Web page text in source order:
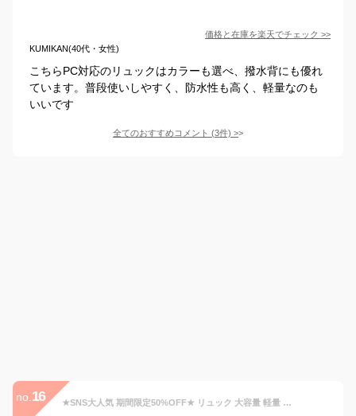
価格と在庫を楽天でチェック >>
KUMIKAN(40代・女性)
こちらPC対応のリュックはカラーも選べ、撥水背にも優れ
ています。普段使いしやすく、防水性も高く、軽量なのも
いいです
全てのおすすめコメント (3件) >
no. 16 ★SNS大人気 期間限定50%OFF★ リュック 大容量 軽量 韓国リュック 撥水 通学 通勤 出張 バックパック ナイロン 耐摩耗 防水 レディース メンズ リュックサック 韓国 おしゃれ 男女兼用 高校生 中学生 A4サイズ 15.6インチPC パック 多収納 多機能